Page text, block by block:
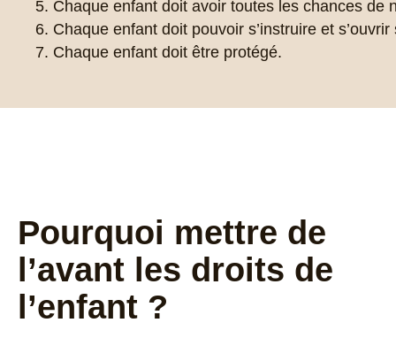
Chaque enfant doit avoir toutes les chances
Chaque enfant doit pouvoir s’instruire et
Chaque enfant doit être protégé.
Pourquoi mettre de
l’avant les droits de
l’enfant ?